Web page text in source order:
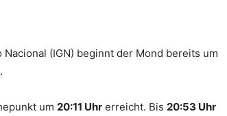
(IGN) beginnt der Mond bereits um
um 20:11 Uhr erreicht. Bis 20:53 Uhr